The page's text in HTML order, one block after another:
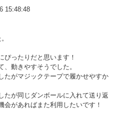
15:48:48
ぴったりだと思います！
動きやすそうでした。
たがマジックテープで履かせやすか
たが同じダンボールに入れて送り返
があればまた利用したいです！